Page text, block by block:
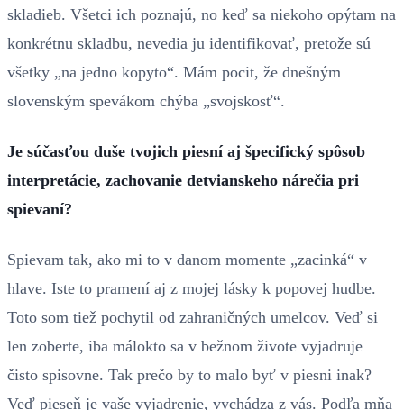
skladieb. Všetci ich poznajú, no keď sa niekoho opýtam na
konkrétnu skladbu, nevedia ju identifikovať, pretože sú
všetky „na jedno kopyto“. Mám pocit, že dnešným
slovenským spevákom chýba „svojskosť“.
Je súčasťou duše tvojich piesní aj špecifický spôsob
interpretácie, zachovanie detvianskeho nárečia pri
spievaní?
Spievam tak, ako mi to v danom momente „zacinká“ v
hlave. Iste to pramení aj z mojej lásky k popovej hudbe.
Toto som tiež pochytil od zahraničných umelcov. Veď si
len zoberte, iba málokto sa v bežnom živote vyjadruje
čisto spisovne. Tak prečo by to malo byť v piesni inak?
Veď pieseň je vaše vyjadrenie, vychádza z vás. Podľa mňa